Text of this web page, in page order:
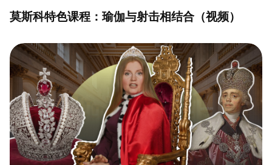
莫斯科特色课程：瑜伽与射击相结合（视频）